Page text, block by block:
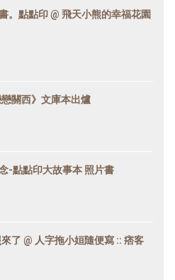
。點點印 @ 飛天小熊的幸福花園
關西》文庫本出爐
-點點印大故事本 照片書
了 @ 人字拖小姮隨便寫 :: 痞客